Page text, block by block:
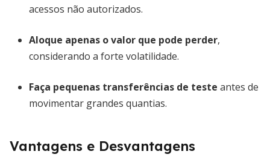
acessos não autorizados.
Aloque apenas o valor que pode perder,
considerando a forte volatilidade.
Faça pequenas transferências de teste antes de
movimentar grandes quantias.
Vantagens e Desvantagens